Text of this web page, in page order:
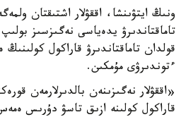
ونىڭ ايتۋىنشا، اققۋلار اشتىقتان
تاماقتاندىرۋ يدەياسى نەگىزسىز
قولدان تاماقتاندىرۋ قاراكول
ءتوندىرۋى مۇمكىن.
«اققۋلار نەگىزىنەن بالدىرلارمەن
قاراكول كولىنە ازىق تاسۋ دۇرىس